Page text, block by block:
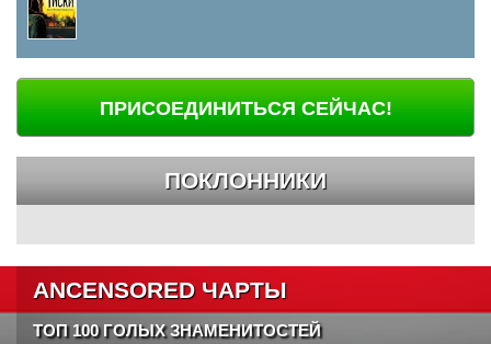
ПРИСОЕДИНИТЬСЯ СЕЙЧАС!
ПОКЛОННИКИ
ANCENSORED ЧАРТЫ
ТОП 100 ГОЛЫХ ЗНАМЕНИТОСТЕЙ